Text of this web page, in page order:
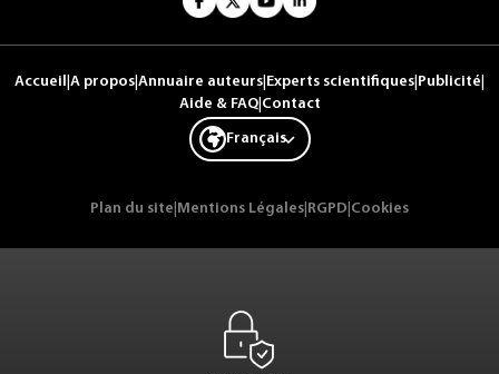
Accueil A propos Annuaire auteurs Experts scientifiques Publicité
Aide & FAQ| Contact
Français
Plan du site Mentions Légales RGPD Cookies